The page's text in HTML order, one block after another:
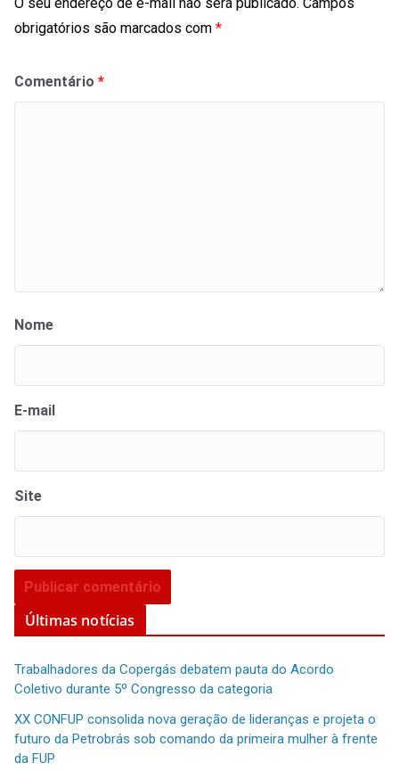
obrigatórios são marcados com *
Comentário *
Nome
E-mail
Site
Últimas notícias
Trabalhadores da Copergás debatem pauta do Acordo
Coletivo durante 5º Congresso da categoria
XX CONFUP consolida nova geração de lideranças e projeta o
futuro da Petrobrás sob comando da primeira mulher à frente
da FUP